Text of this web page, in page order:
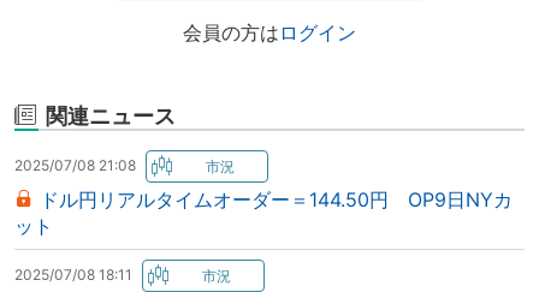
会員の方は ログイン
関連ニュース
2025/07/08 21:08
ドル円リアルタイムオーダー＝144.50円 OP9日NYカ
ット
2025/07/08 18:11